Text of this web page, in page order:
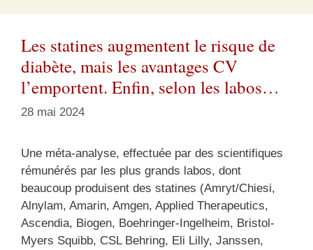
Les statines augmentent le risque de
diabète, mais les avantages CV
l’emportent. Enfin, selon les labos…
28 mai 2024
Une méta-analyse, effectuée par des scientifiques
rémunérés par les plus grands labos, dont
beaucoup produisent des statines (Amryt/Chiesi,
Alnylam, Amarin, Amgen, Applied Therapeutics,
Ascendia, Biogen, Boehringer-Ingelheim, Bristol-
Myers Squibb, CSL Behring, Eli Lilly, Janssen,